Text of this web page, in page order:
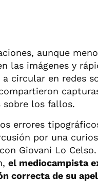
aunque
las imágenes y
a circular en redes
sobre los fallos.
errores
por una
Giovani Lo
el mediocampista
correcta de su